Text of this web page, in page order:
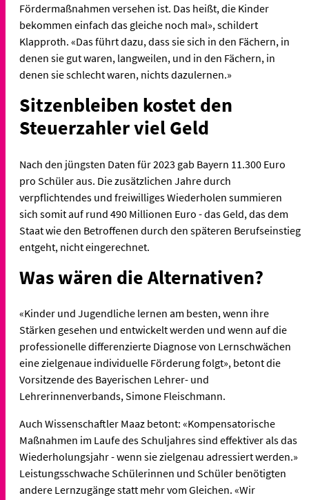
Fördermaßnahmen versehen ist. Das heißt, die Kinder
bekommen einfach das gleiche noch mal», schildert
Klapproth. «Das führt dazu, dass sie sich in den Fächern, in
denen sie gut waren, langweilen, und in den Fächern, in
denen sie schlecht waren, nichts dazulernen.»
Sitzenbleiben kostet den
Steuerzahler viel Geld
Nach den jüngsten Daten für 2023 gab Bayern 11.300 Euro
pro Schüler aus. Die zusätzlichen Jahre durch
verpflichtendes und freiwilliges Wiederholen summieren
sich somit auf rund 490 Millionen Euro - das Geld, das dem
Staat wie den Betroffenen durch den späteren Berufseinstieg
entgeht, nicht eingerechnet.
Was wären die Alternativen?
«Kinder und Jugendliche lernen am besten, wenn ihre
Stärken gesehen und entwickelt werden und wenn auf die
professionelle differenzierte Diagnose von Lernschwächen
eine zielgenaue individuelle Förderung folgt», betont die
Vorsitzende des Bayerischen Lehrer- und
Lehrerinnenverbands, Simone Fleischmann.
Auch Wissenschaftler Maaz betont: «Kompensatorische
Maßnahmen im Laufe des Schuljahres sind effektiver als das
Wiederholungsjahr - wenn sie zielgenau adressiert werden.»
Leistungsschwache Schülerinnen und Schüler benötigten
andere Lernzugänge statt mehr vom Gleichen. «Wir